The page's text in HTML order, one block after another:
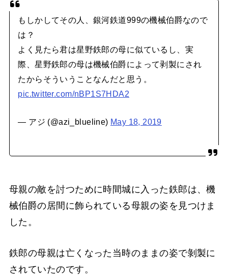
もしかしてその人、銀河鉄道999の機械伯爵なので
は？
よく見たら君は星野鉄郎の母に似ているし、実
際、星野鉄郎の母は機械伯爵によって剥製にされ
たからそういうことなんだと思う。
pic.twitter.com/nBP1S7HDA2
— アジ (@azi_blueline) May 18, 2019
母親の敵を討つために時間城に入った鉄郎は、機
械伯爵の居間に飾られている母親の姿を見つけま
した。
鉄郎の母親は亡くなった当時のままの姿で剝製に
されていたのです。